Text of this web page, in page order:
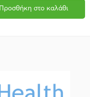
Προσθήκη στο καλάθι